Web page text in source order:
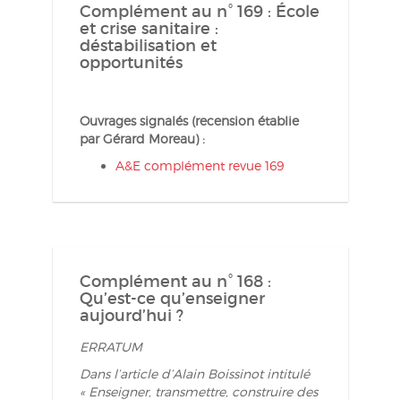
Complément au n° 169 : École
et crise sanitaire :
déstabilisation et
opportunités
Ouvrages signalés (recension établie
par Gérard Moreau) :
A&E complément revue 169
Complément au n° 168 :
Qu’est-ce qu’enseigner
aujourd’hui ?
ERRATUM
Dans l’article d’Alain Boissinot intitulé
« Enseigner, transmettre, construire des